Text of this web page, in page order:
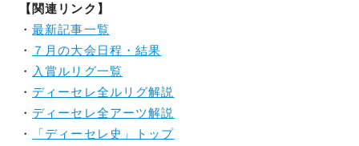
【関連リンク】
・最新記事一覧
・
７月の大会日程・結果
・ 入賞ルリグ一覧
・ ディーセレ全ルリグ解説
・ ディーセレ全アーツ解説
・
「ディーセレ史」トップ